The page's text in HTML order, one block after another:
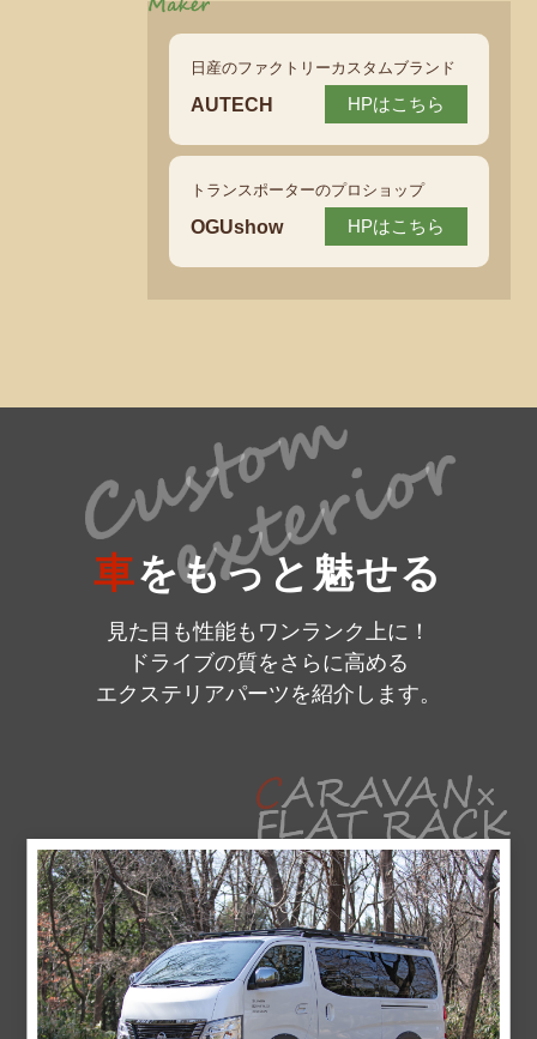
日産のファクトリーカスタムブランド
AUTECH HPはこちら
トランスポーターのプロショップ
OGUshow HPはこちら
車をもっと魅せる
見た目も性能もワンランク上に！
ドライブの質をさらに高める
エクステリアパーツを紹介します。